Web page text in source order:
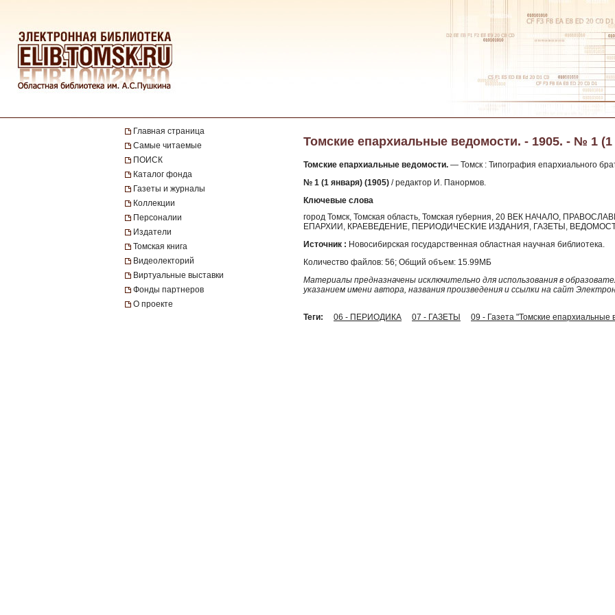
Главная страница
Самые читаемые
ПОИСК
Каталог фонда
Газеты и журналы
Коллекции
Персоналии
Издатели
Томская книга
Видеолекторий
Виртуальные выставки
Фонды партнеров
О проекте
Томские епархиальные ведомости. - 1905. - № 1 (1
Томские епархиальные ведомости. — Томск : Типография епархиального
№ 1 (1 января) (1905) / редактор И. Панормов.
Ключевые слова
город Томск, Томская область, Томская губерния, 20 ВЕК НАЧАЛО,
ЕПАРХИИ, КРАЕВЕДЕНИЕ, ПЕРИОДИЧЕСКИЕ ИЗДАНИЯ, ГАЗЕТЫ,
Источник : Новосибирская государственная областная научная библиотека.
Количество файлов: 56; Общий объем: 15.99МБ
Материалы предназначены исключительно для использования в
указанием имени автора, названия произведения и ссылки на сайт
Теги: 06 - ПЕРИОДИКА 07 - ГАЗЕТЫ 09 - Газета "Томские епархиальные